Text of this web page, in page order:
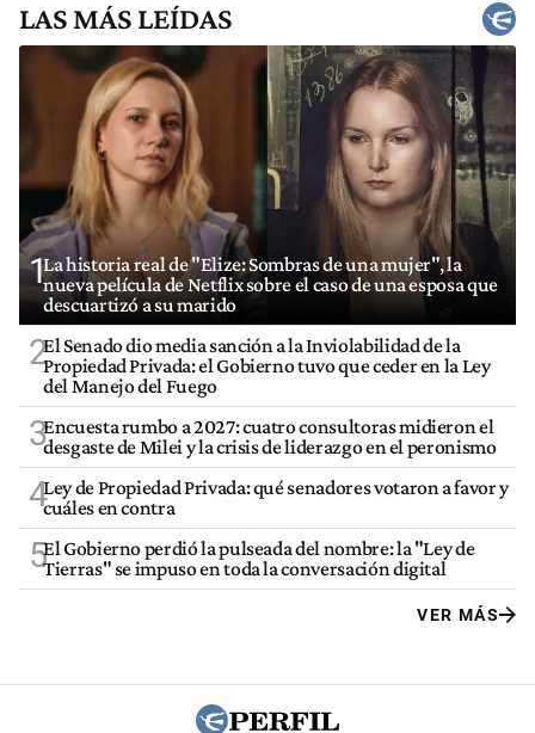
LAS MÁS LEÍDAS
1La historia real de "Elize: Sombras de una mujer", la
nueva película de Netflix sobre el caso de una esposa que
descuartizó a su marido
2El Senado dio media sanción a la Inviolabilidad de la
Propiedad Privada: el Gobierno tuvo que ceder en la Ley
del Manejo del Fuego
3Encuesta rumbo a 2027: cuatro consultoras midieron el
desgaste de Milei y la crisis de liderazgo en el peronismo
4Ley de Propiedad Privada: qué senadores votaron a favor y
cuáles en contra
5El Gobierno perdió la pulseada del nombre: la "Ley de
Tierras" se impuso en toda la conversación digital
VER MÁS